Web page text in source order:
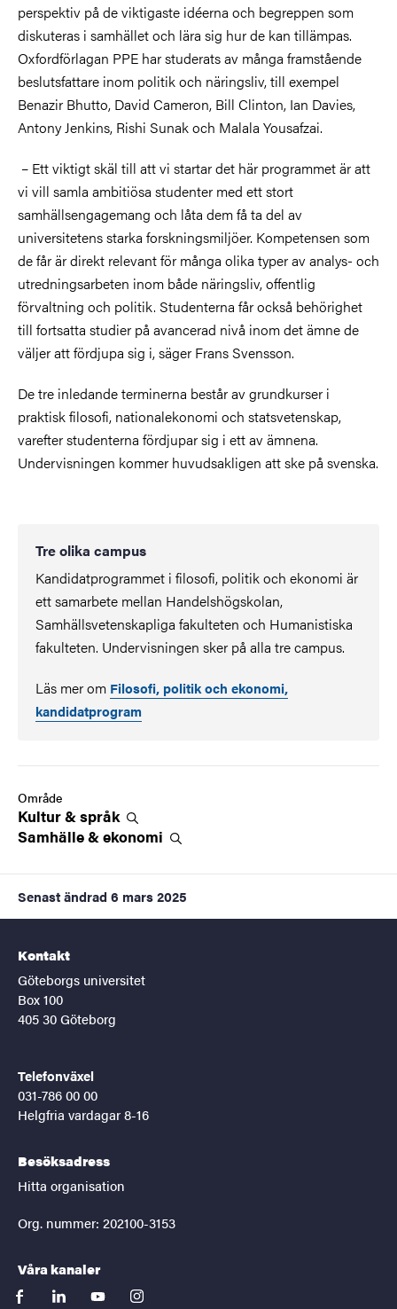
perspektiv på de viktigaste idéerna och begreppen som
diskuteras i samhället och lära sig hur de kan tillämpas.
Oxfordförlagan PPE har studerats av många framstående
beslutsfattare inom politik och näringsliv, till exempel
Benazir Bhutto, David Cameron, Bill Clinton, Ian Davies,
Antony Jenkins, Rishi Sunak och Malala Yousafzai.
– Ett viktigt skäl till att vi startar det här programmet är att
vi vill samla ambitiösa studenter med ett stort
samhällsengagemang och låta dem få ta del av
universitetens starka forskningsmiljöer. Kompetensen som
de får är direkt relevant för många olika typer av analys- och
utredningsarbeten inom både näringsliv, offentlig
förvaltning och politik. Studenterna får också behörighet
till fortsatta studier på avancerad nivå inom det ämne de
väljer att fördjupa sig i, säger Frans Svensson.
De tre inledande terminerna består av grundkurser i
praktisk filosofi, nationalekonomi och statsvetenskap,
varefter studenterna fördjupar sig i ett av ämnena.
Undervisningen kommer huvudsakligen att ske på svenska.
Tre olika campus
Kandidatprogrammet i filosofi, politik och ekonomi är
ett samarbete mellan Handelshögskolan,
Samhällsvetenskapliga fakulteten och Humanistiska
fakulteten. Undervisningen sker på alla tre campus.
Läs mer om Filosofi, politik och ekonomi,
kandidatprogram
Område
Kultur &språk
Samhälle &ekonomi
Senast ändrad 6 mars 2025
Kontakt
Göteborgs universitet
Box 100
405 30 Göteborg
Telefonväxel
031-786 00 00
Helgfria vardagar 8-16
Besöksadress
Hitta organisation
Org. nummer: 202100-3153
Våra kanaler
facebooklinkedinyoutubeinstagram